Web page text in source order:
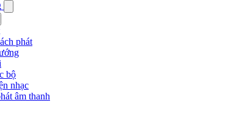
phát
bộ
nhạc
âm thanh